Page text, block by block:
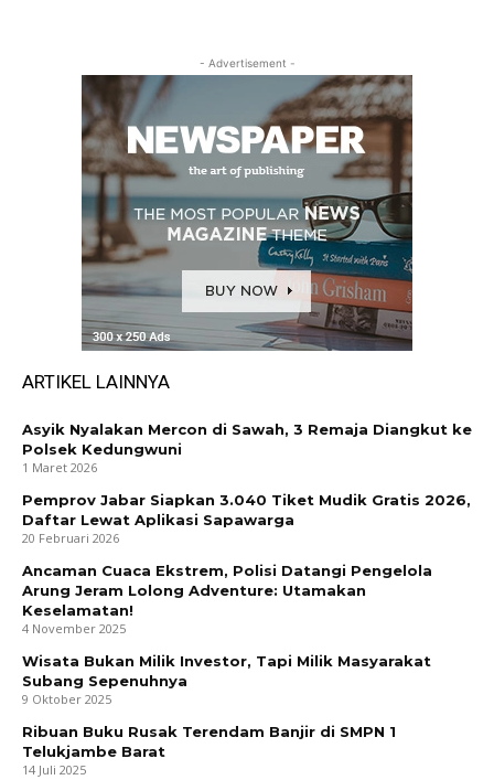
- Advertisement -
ARTIKEL LAINNYA
Asyik Nyalakan Mercon di Sawah, 3 Remaja Diangkut ke
Polsek Kedungwuni
1 Maret 2026
Pemprov Jabar Siapkan 3.040 Tiket Mudik Gratis 2026,
Daftar Lewat Aplikasi Sapawarga
20 Februari 2026
Ancaman Cuaca Ekstrem, Polisi Datangi Pengelola
Arung Jeram Lolong Adventure: Utamakan
Keselamatan!
4 November 2025
Wisata Bukan Milik Investor, Tapi Milik Masyarakat
Subang Sepenuhnya
9 Oktober 2025
Ribuan Buku Rusak Terendam Banjir di SMPN 1
Telukjambe Barat
14 Juli 2025